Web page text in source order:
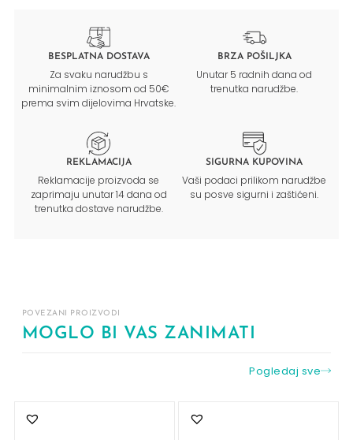
BESPLATNA DOSTAVA
Za svaku narudžbu s
minimalnim iznosom od 50€
prema svim dijelovima Hrvatske.
BRZA POŠILJKA
Unutar 5 radnih dana od
trenutka narudžbe.
REKLAMACIJA
Reklamacije proizvoda se
zaprimaju unutar 14 dana od
trenutka dostave narudžbe.
SIGURNA KUPOVINA
Vaši podaci prilikom narudžbe
su posve sigurni i zaštićeni.
POVEZANI PROIZVODI
MOGLO BI VAS ZANIMATI
Pogledaj sve